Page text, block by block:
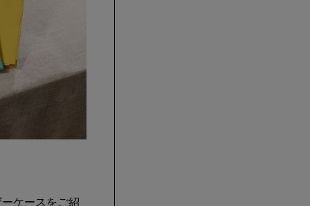
ケースをご紹